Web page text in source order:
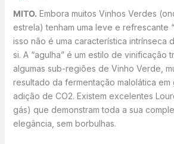
MITO. Embora muitos Vinhos Verdes
estrela) tenham uma leve e refrescante
isso não é uma característica intrínseca
si. A “agulha” é um estilo de vinificação
algumas sub-regiões de Vinho Verde,
resultado da fermentação malolática em
adição de CO2. Existem excelentes
gás) que demonstram toda a sua
elegância, sem borbulhas.